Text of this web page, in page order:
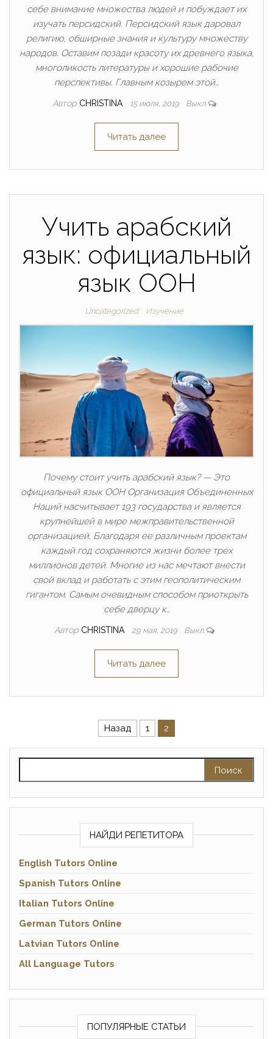
себе внимание множества людей и побуждает их
изучать персидский. Персидский язык даровал
религию, обширные знания и культуру множеству
народов. Оставим позади красоту их древнего языка,
многоликость литературы и хорошие рабочие
перспективы. Главным козырем этой…
Автор CHRISTINA 15 июля, 2019 Выкл.
Читать далее
Учить арабский
язык: официальный
язык ООН
Uncategorized Изучение
Почему стоит учить арабский язык? — Это
официальный язык ООН Организация Объединенных
Наций насчитывает 193 государства и является
крупнейшей в мире межправительственной
организацией. Благодаря ее различным проектам
каждый год сохраняются жизни более трех
миллионов детей. Многие из нас мечтают внести
свой вклад и работать с этим геополитическим
гигантом. Самым очевидным способом приоткрыть
себе дверцу к…
Автор CHRISTINA 29 мая, 2019 Выкл.
Читать далее
Пагинация записей
Назад 1 2
НАЙДИ РЕПЕТИТОРА
English Tutors Online
Spanish Tutors Online
Italian Tutors Online
German Tutors Online
Latvian Tutors Online
All Language Tutors
ПОПУЛЯРНЫЕ СТАТЬИ